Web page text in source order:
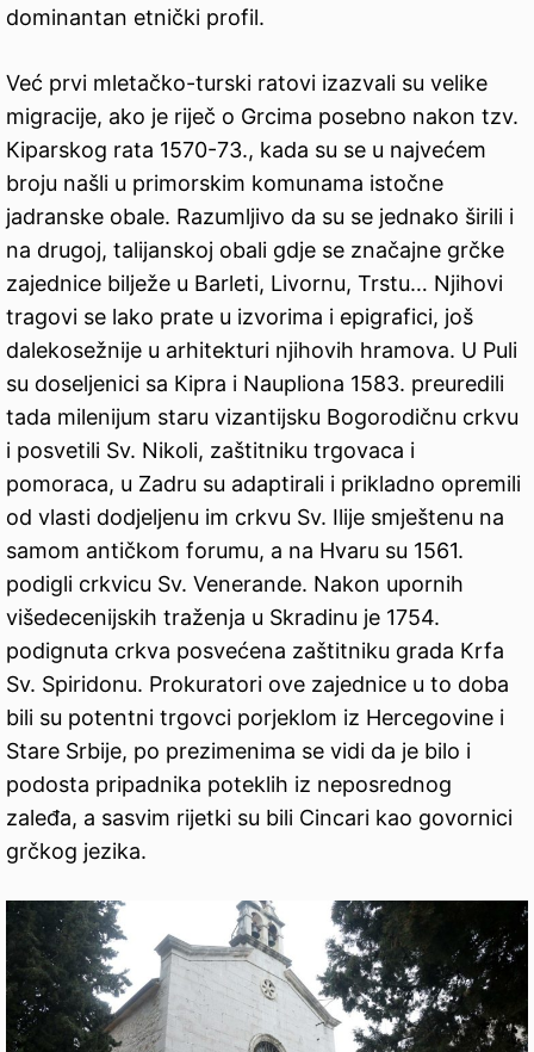
dominantan etnički profil.
Već prvi mletačko-turski ratovi izazvali su velike
migracije, ako je riječ o Grcima posebno nakon tzv.
Кiparskog rata 1570-73., kada su se u najvećem
broju našli u primorskim komunama istočne
jadranske obale. Razumljivo da su se jednako širili i
na drugoj, talijanskoj obali gdje se značajne grčke
zajednice bilježe u Barleti, Livornu, Trstu… Njihovi
tragovi se lako prate u izvorima i epigrafici, još
dalekosežnije u arhitekturi njihovih hramova. U Puli
su doseljenici sa Кipra i Naupliona 1583. preuredili
tada milenijum staru vizantijsku Bogorodičnu crkvu
i posvetili Sv. Nikoli, zaštitniku trgovaca i
pomoraca, u Zadru su adaptirali i prikladno opremili
od vlasti dodjeljenu im crkvu Sv. Ilije smještenu na
samom antičkom forumu, a na Hvaru su 1561.
podigli crkvicu Sv. Venerande. Nakon upornih
višedecenijskih traženja u Skradinu je 1754.
podignuta crkva posvećena zaštitniku grada Кrfa
Sv. Spiridonu. Prokuratori ove zajednice u to doba
bili su potentni trgovci porjeklom iz Hercegovine i
Stare Srbije, po prezimenima se vidi da je bilo i
podosta pripadnika poteklih iz neposrednog
zaleđa, a sasvim rijetki su bili Cincari kao govornici
grčkog jezika.